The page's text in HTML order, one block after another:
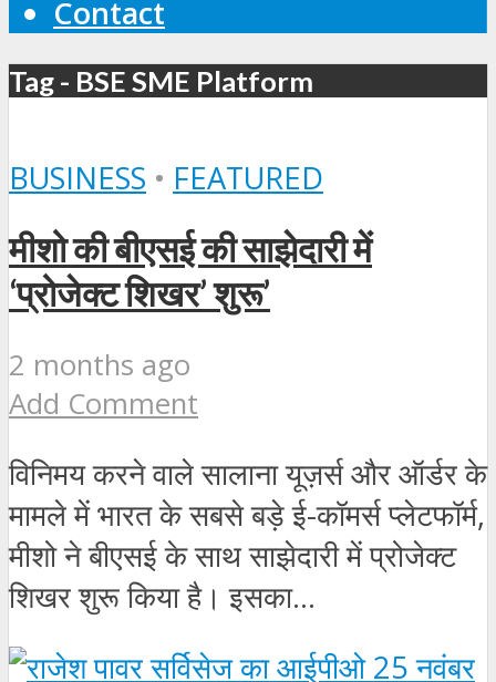
Contact
Tag - BSE SME Platform
BUSINESS • FEATURED
मीशो की बीएसई की साझेदारी में
‘प्रोजेक्ट शिखर’ शुरू’
2 months ago
Add Comment
विनिमय करने वाले सालाना यूज़र्स और ऑर्डर के
मामले में भारत के सबसे बड़े ई-कॉमर्स प्लेटफॉर्म,
मीशो ने बीएसई के साथ साझेदारी में प्रोजेक्ट
शिखर शुरू किया है। इसका...